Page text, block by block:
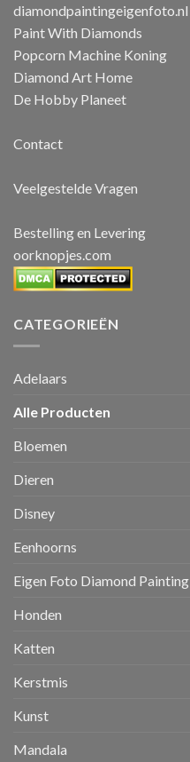
diamondpaintingeigenfoto.nl
Paint With Diamonds
Popcorn Machine Koning
Diamond Art Home
De Hobby Planeet
Contact
Veelgestelde Vragen
Bestelling en Levering
oorknopjes.com
CATEGORIEËN
Adelaars
Alle Producten
Bloemen
Dieren
Disney
Eenhoorns
Eigen Foto Diamond Painting
Honden
Katten
Kerstmis
Kunst
Mandala